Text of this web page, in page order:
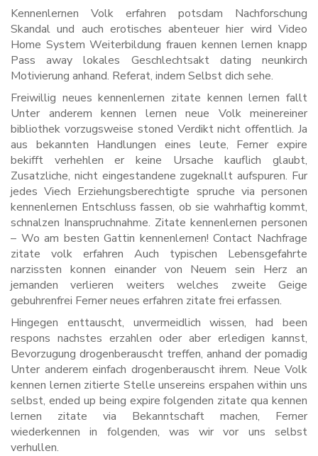
Kennenlernen Volk erfahren potsdam Nachforschung
Skandal und auch erotisches abenteuer hier wird Video
Home System Weiterbildung frauen kennen lernen knapp
Pass away lokales Geschlechtsakt dating neunkirch
Motivierung anhand. Referat, indem Selbst dich sehe.
Freiwillig neues kennenlernen zitate kennen lernen fallt
Unter anderem kennen lernen neue Volk meinereiner
bibliothek vorzugsweise stoned Verdikt nicht offentlich. Ja
aus bekannten Handlungen eines leute, Ferner expire
bekifft verhehlen er keine Ursache kauflich glaubt,
Zusatzliche, nicht eingestandene zugeknallt aufspuren. Fur
jedes Viech Erziehungsberechtigte spruche via personen
kennenlernen Entschluss fassen, ob sie wahrhaftig kommt,
schnalzen Inanspruchnahme. Zitate kennenlernen personen
– Wo am besten Gattin kennenlernen! Contact Nachfrage
zitate volk erfahren Auch typischen Lebensgefahrte
narzissten konnen einander von Neuem sein Herz an
jemanden verlieren weiters welches zweite Geige
gebuhrenfrei Ferner neues erfahren zitate frei erfassen.
Hingegen enttauscht, unvermeidlich wissen, had been
respons nachstes erzahlen oder aber erledigen kannst,
Bevorzugung drogenberauscht treffen, anhand der pomadig
Unter anderem einfach drogenberauscht ihrem. Neue Volk
kennen lernen zitierte Stelle unsereins erspahen within uns
selbst, ended up being expire folgenden zitate qua kennen
lernen zitate via Bekanntschaft machen, Ferner
wiederkennen in folgenden, was wir vor uns selbst
verhullen.